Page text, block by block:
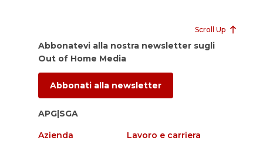
Scroll Up
Abbonatevi alla nostra newsletter sugli
Out of Home Media
Abbonati alla newsletter
APG|SGA
Azienda
Lavoro e carriera